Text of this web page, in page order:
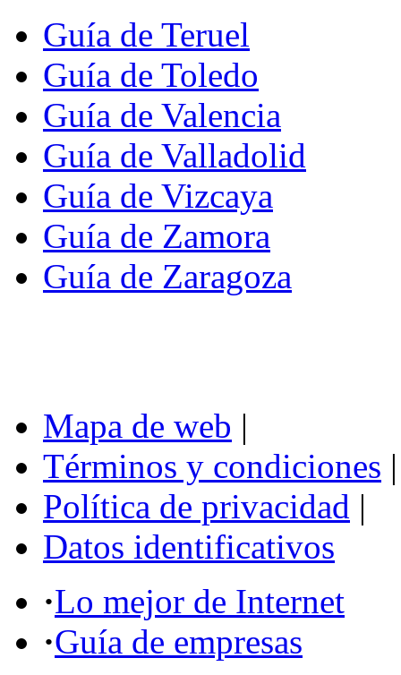
Guía de Teruel
Guía de Toledo
Guía de Valencia
Guía de Valladolid
Guía de Vizcaya
Guía de Zamora
Guía de Zaragoza
Mapa de web |
Términos y condiciones |
Política de privacidad |
Datos identificativos
·Lo mejor de Internet
·Guía de empresas